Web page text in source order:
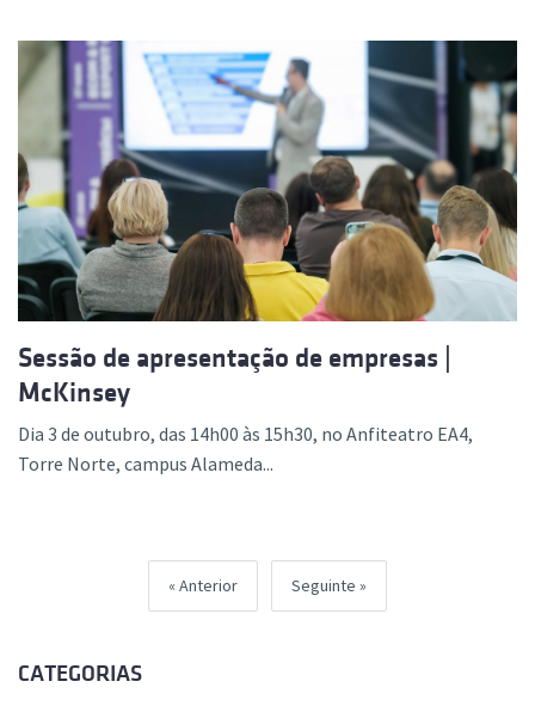
Sessão de apresentação de empresas |
McKinsey
Dia 3 de outubro, das 14h00 às 15h30, no Anfiteatro EA4,
Torre Norte, campus Alameda...
Anterior Seguinte
CATEGORIAS